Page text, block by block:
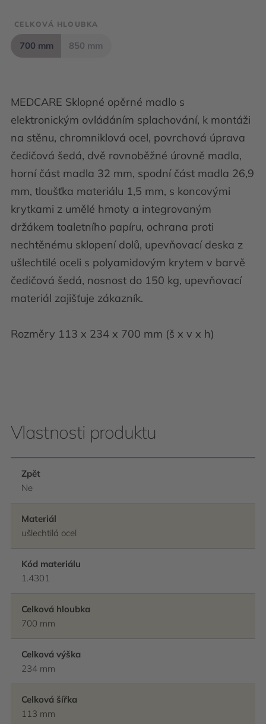
MEDCARE Sklopné opěrné madlo s
elektronickým ovládáním splachování, k montáži
na stěnu, chromniklová ocel, povrchová úprava
čedičová šedá, dvě rovnoběžné úrovně madla,
horní část madla 32 mm, spodní část madla 26,9
mm, tloušťka materiálu 1,5 mm, s koncovými
krytkami z umělé hmoty a integrovaným
držákem toaletního papíru, ochrana proti
nechtěnému sklopení dolů, upevňovací deska z
ušlechtilé oceli s polyamidovým krytem v barvě
čedičová šedá, nosnost do 150 kg, upevňovací
materiál zajišťuje zákazník.
Rozměry 113 x 234 x 700 mm (š x v x h)
CELKOVÁ HLOUBKA
700 mm 850 mm
Vlastnosti produktu
Zpět
Ne
Materiál
ušlechtilá ocel
Kód materiálu
1.4301
Celková hloubka
700 mm
Celková výška
234 mm
Celková šířka
113 mm